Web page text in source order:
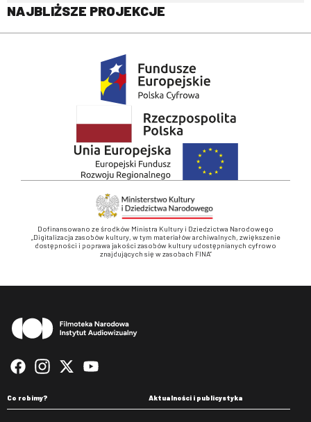
NAJBLIŻSZE PROJEKCJE
Dofinansowano ze środków Ministra Kultury i Dziedzictwa Narodowego
„Digitalizacja zasobów kultury, w tym materiałów archiwalnych, zwiększenie
dostępności i poprawa jakości zasobów kultury udostępnianych cyfrowo
znajdujących się w zasobach FINA”
Co robimy? Aktualności i publicystyka